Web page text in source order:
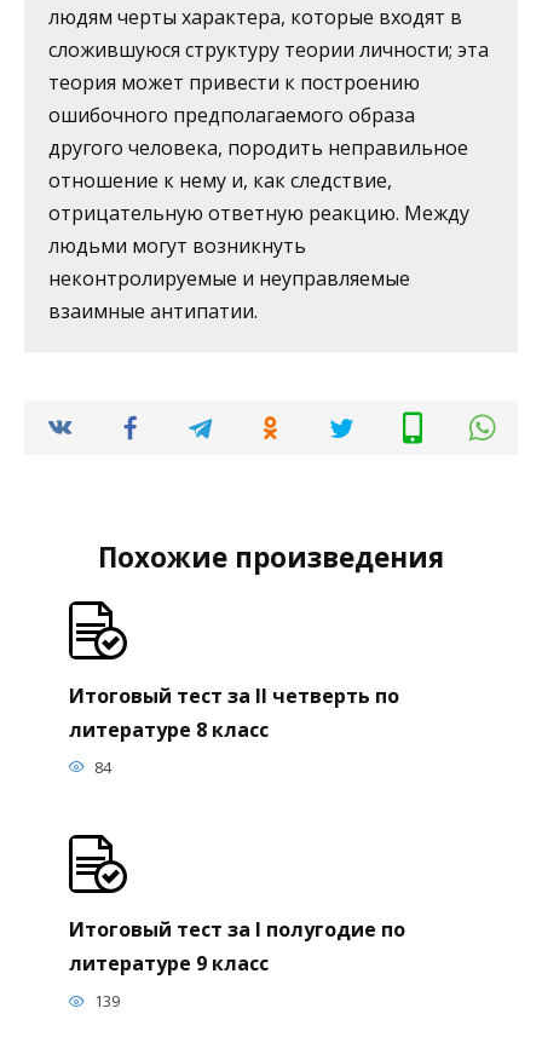
людям черты характера, которые входят в
сложившуюся структуру теории личности; эта
теория может привести к построению
ошибочного предполагаемого образа
другого человека, породить неправильное
отношение к нему и, как следствие,
отрицательную ответную реакцию. Между
людьми могут возникнуть
неконтролируемые и неуправляемые
взаимные антипатии.
Похожие произведения
Итоговый тест за II четверть по
литературе 8 класс
84
Итоговый тест за I полугодие по
литературе 9 класс
139